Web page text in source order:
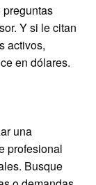
Y si le citan
activos,
en dólares.
una
profesional
Busque